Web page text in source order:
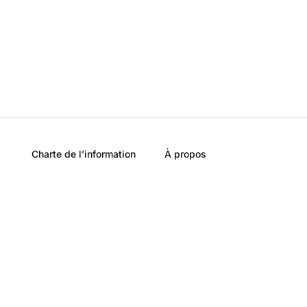
Charte de l’information À propos